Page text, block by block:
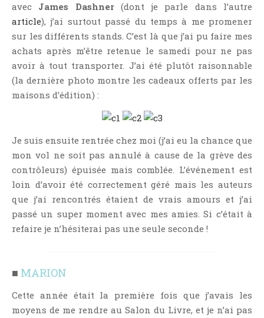
avec James Dashner(dont je parle dans l’autre
article), j’ai surtout passé du temps à me promener
sur les différents stands. C’est là que j’ai pu faire mes
achats après m’être retenue le samedi pour ne pas
avoir à tout transporter. J’ai été plutôt raisonnable
(la dernière photo montre les cadeaux offerts par les
maisons d’édition) :
Je suis ensuite rentrée chez moi (j’ai eu la chance que
mon vol ne soit pas annulé à cause de la grève des
contrôleurs) épuisée mais comblée. L’événement est
loin d’avoir été correctement géré mais les auteurs
que j’ai rencontrés étaient de vrais amours et j’ai
passé un super moment avec mes amies. Si c’était à
refaire je n’hésiterai pas une seule seconde !
■ MARION
Cette année était la première fois que j’avais les
moyens de me rendre au Salon du Livre, et je n’ai pas